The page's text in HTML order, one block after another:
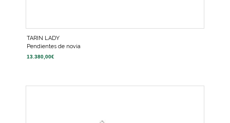
TARIN LADY
Pendientes de novia
13.380,00€